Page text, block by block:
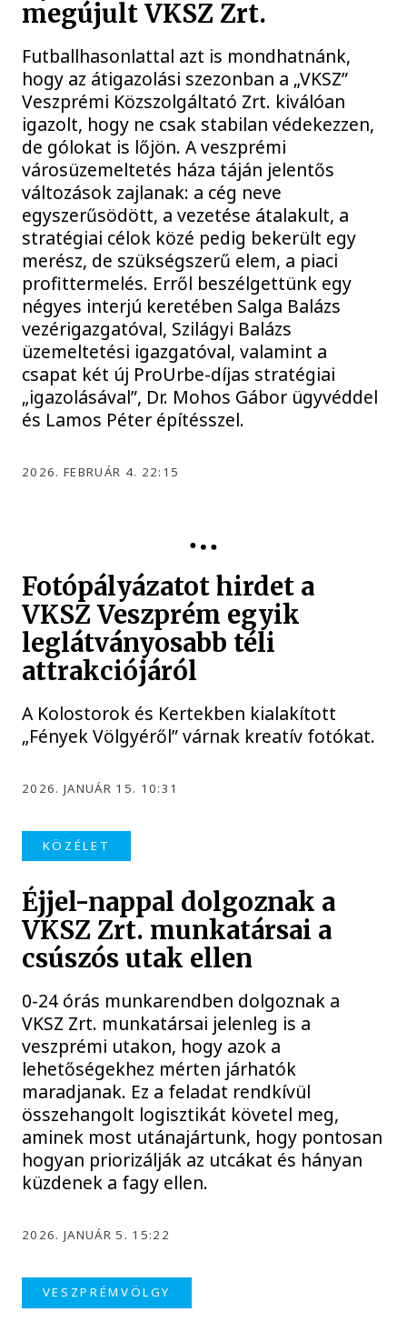
megújult VKSZ Zrt.
Futballhasonlattal azt is mondhatnánk,
hogy az átigazolási szezonban a „VKSZ”
Veszprémi Közszolgáltató Zrt. kiválóan
igazolt, hogy ne csak stabilan védekezzen,
de gólokat is lőjön. A veszprémi
városüzemeltetés háza táján jelentős
változások zajlanak: a cég neve
egyszerűsödött, a vezetése átalakult, a
stratégiai célok közé pedig bekerült egy
merész, de szükségszerű elem, a piaci
profittermelés. Erről beszélgettünk egy
négyes interjú keretében Salga Balázs
vezérigazgatóval, Szilágyi Balázs
üzemeltetési igazgatóval, valamint a
csapat két új ProUrbe-díjas stratégiai
„igazolásával”, Dr. Mohos Gábor ügyvéddel
és Lamos Péter építésszel.
2026. FEBRUÁR 4. 22:15
Fotópályázatot hirdet a
VKSZ Veszprém egyik
leglátványosabb téli
attrakciójáról
A Kolostorok és Kertekben kialakított
„Fények Völgyéről” várnak kreatív fotókat.
2026. JANUÁR 15. 10:31
KÖZÉLET
Éjjel-nappal dolgoznak a
VKSZ Zrt. munkatársai a
csúszós utak ellen
0-24 órás munkarendben dolgoznak a
VKSZ Zrt. munkatársai jelenleg is a
veszprémi utakon, hogy azok a
lehetőségekhez mérten járhatók
maradjanak. Ez a feladat rendkívül
összehangolt logisztikát követel meg,
aminek most utánajártunk, hogy pontosan
hogyan priorizálják az utcákat és hányan
küzdenek a fagy ellen.
2026. JANUÁR 5. 15:22
VESZPRÉMVÖLGY